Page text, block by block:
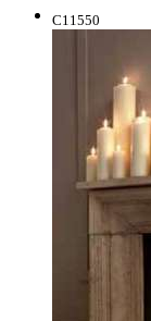
C11550